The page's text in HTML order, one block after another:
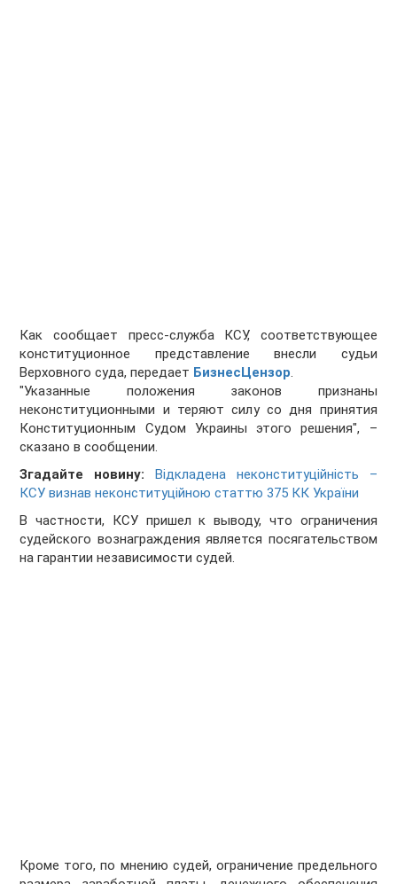
Как сообщает пресс-служба КСУ, соответствующее
конституционное представление внесли судьи
Верховного суда, передает БизнесЦензор.
"Указанные положения законов признаны
неконституционными и теряют силу со дня принятия
Конституционным Судом Украины этого решения", –
сказано в сообщении.
Згадайте новину:
Відкладена неконституційність –
КСУ визнав неконституційною статтю 375 КК України
В частности, КСУ пришел к выводу, что ограничения
судейского вознаграждения является посягательством
на гарантии независимости судей.
Кроме того, по мнению судей, ограничение предельного